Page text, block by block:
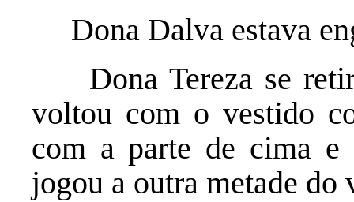
Dona Dalva estava
Dona Tereza se
voltou com o vestido
com a parte de cima
jogou a outra metade